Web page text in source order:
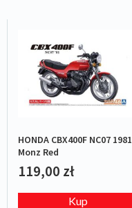
HONDA CBX400F NC07 1981
Monz Red
119,00 zł
Kup